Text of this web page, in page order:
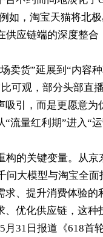
如，淘宝天猫将北
应链端的深度整
卖货”延展到“内容
可观，部分头部直
引，而是更愿意
流量红利期”进入“
的关键变量。从京
问大模型与淘宝全
求、提升消费体验
优化供应链，这
31日报道《618首